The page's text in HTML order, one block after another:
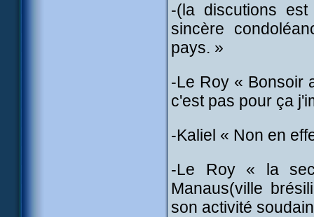
-(la discutions
sincère
pays. »
-Le Roy « Bonsoir
c'est pas pour ça
-Kaliel « Non en
-Le Roy « la
Manaus(ville
son activité